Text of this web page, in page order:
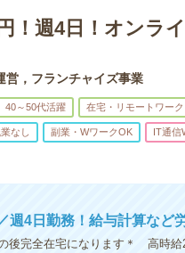
！週4日！オンラ
営，フランチャイズ事業
40～50代活躍 在宅・リモートワーク
なし 副業・WワークOK IT通信
週4日勤務！給与計算など
後完全在宅になります＊ 高時